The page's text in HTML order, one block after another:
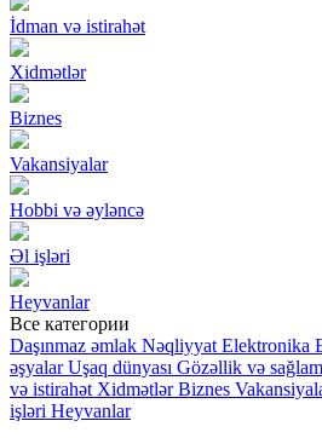
İdman və istirahət
Xidmətlər
Biznes
Vakansiyalar
Hobbi və əyləncə
Əl işləri
Heyvanlar
Все категории
Daşınmaz əmlak Nəqliyyat Elektronika
əşyalar Uşaq dünyası Gözəllik və
və istirahət Xidmətlər Biznes
işləri Heyvanlar